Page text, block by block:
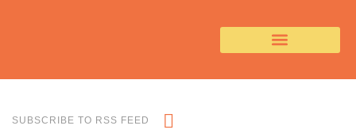
SUBSCRIBE TO RSS FEED